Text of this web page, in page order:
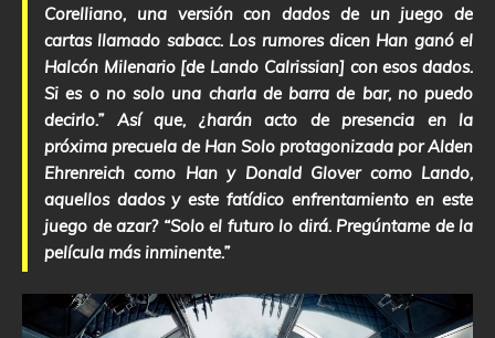
Corelliano, una versión con dados de un juego de
cartas llamado sabacc. Los rumores dicen Han ganó el
Halcón Milenario [de Lando Calrissian] con esos dados.
Si es o no solo una charla de barra de bar, no puedo
decirlo.” Así que, ¿harán acto de presencia en la
próxima precuela de Han Solo protagonizada por Alden
Ehrenreich como Han y Donald Glover como Lando,
aquellos dados y este fatídico enfrentamiento en este
juego de azar? “Solo el futuro lo dirá. Pregúntame de la
película más inminente.”